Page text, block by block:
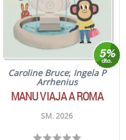
Caroline Bruce; Ingela P
Arrhenius
MANU VIAJA A ROMA
SM. 2026